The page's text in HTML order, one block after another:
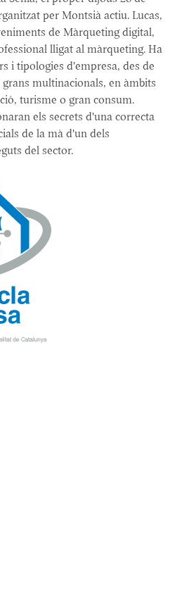
per Montsià actiu. Lucas,
de Màrqueting digital,
lligat al màrqueting. Ha
i tipologies d'empresa, des de
multinacionals, en àmbits
turisme o gran consum.
els secrets d'una correcta
de la mà d'un dels
del sector.